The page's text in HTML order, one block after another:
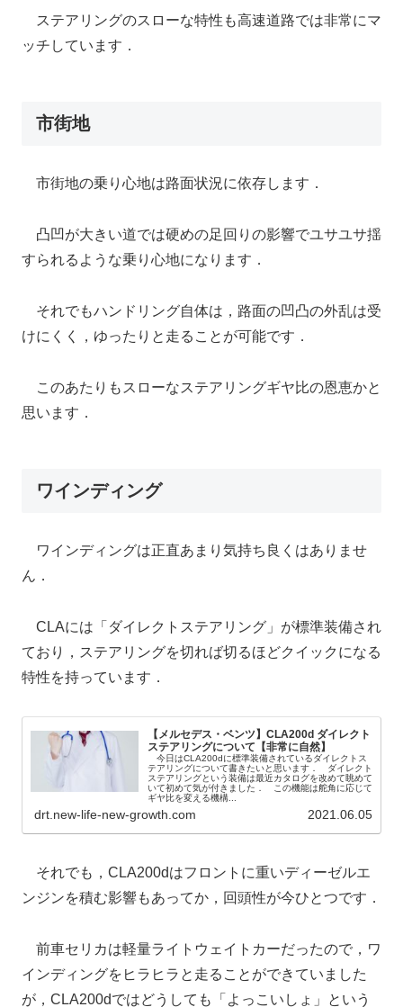
ステアリングのスローな特性も高速道路では非常にマ
ッチしています．
市街地
市街地の乗り心地は路面状況に依存します．
凸凹が大きい道では硬めの足回りの影響でユサユサ揺
すられるような乗り心地になります．
それでもハンドリング自体は，路面の凹凸の外乱は受
けにくく，ゆったりと走ることが可能です．
このあたりもスローなステアリングギヤ比の恩恵かと
思います．
ワインディング
ワインディングは正直あまり気持ち良くはありませ
ん．
CLAには「ダイレクトステアリング」が標準装備され
ており，ステアリングを切れば切るほどクイックになる
特性を持っています．
【メルセデス・ベンツ】CLA200d ダイレクト
ステアリングについて【非常に自然】
今日はCLA200dに標準装備されているダイレクトス
テアリングについて書きたいと思います． ダイレクト
ステアリングという装備は最近カタログを改めて眺めて
いて初めて気が付きました． この機能は舵角に応じて
ギヤ比を変える機構...
drt.new-life-new-growth.com 2021.06.05
それでも，CLA200dはフロントに重いディーゼルエ
ンジンを積む影響もあってか，回頭性が今ひとつです．
前車セリカは軽量ライトウェイトカーだったので，ワ
インディングをヒラヒラと走ることができていました
が，CLA200dではどうしても「よっこいしょ」という